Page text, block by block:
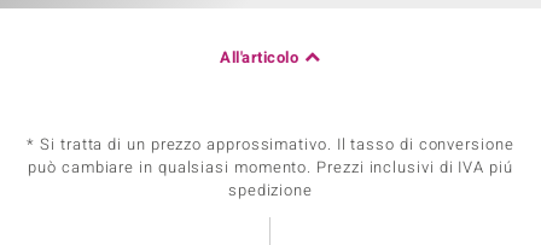
All'articolo
* Si tratta di un prezzo approssimativo. Il tasso di conversione
può cambiare in qualsiasi momento. Prezzi inclusivi di IVA piú
spedizione